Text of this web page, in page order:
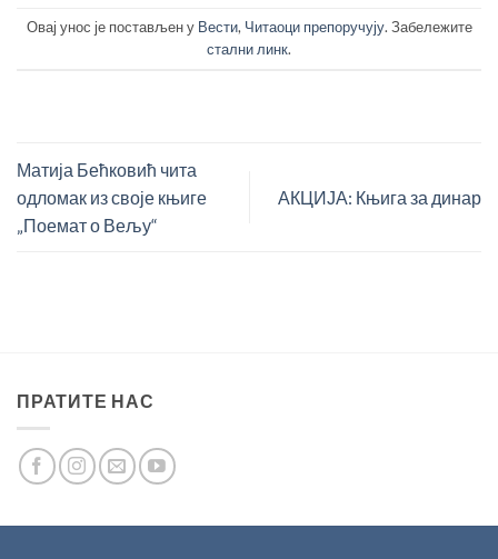
Овај унос је постављен у Вести, Читаоци препоручују. Забележите
стални линк.
Матија Бећковић чита
одломак из своје књиге
„Поемат о Вељу“
АКЦИЈА: Књига за динар
ПРАТИТЕ НАС